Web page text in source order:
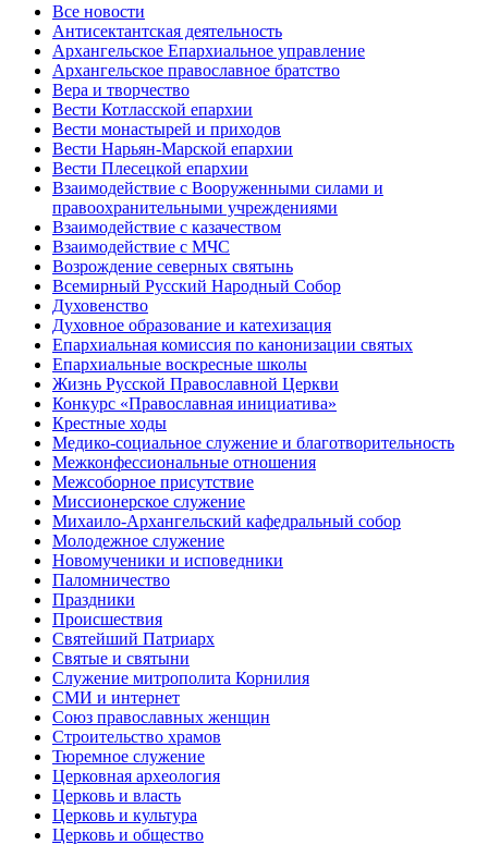
Все новости
Антисектантская деятельность
Архангельское Епархиальное управление
Архангельское православное братство
Вера и творчество
Вести Котласской епархии
Вести монастырей и приходов
Вести Нарьян-Марской епархии
Вести Плесецкой епархии
Взаимодействие с Вооруженными силами и
правоохранительными учреждениями
Взаимодействие с казачеством
Взаимодействие с МЧС
Возрождение северных святынь
Всемирный Русский Народный Собор
Духовенство
Духовное образование и катехизация
Епархиальная комиссия по канонизации святых
Епархиальные воскресные школы
Жизнь Русской Православной Церкви
Конкурс «Православная инициатива»
Крестные ходы
Медико-социальное служение и благотворительность
Межконфессиональные отношения
Межсоборное присутствие
Миссионерское служение
Михаило-Архангельский кафедральный собор
Молодежное служение
Новомученики и исповедники
Паломничество
Праздники
Происшествия
Святейший Патриарх
Святые и святыни
Служение митрополита Корнилия
СМИ и интернет
Союз православных женщин
Строительство храмов
Тюремное служение
Церковная археология
Церковь и власть
Церковь и культура
Церковь и общество